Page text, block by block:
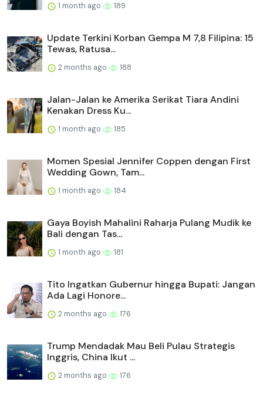
1 month ago 189
Update Terkini Korban Gempa M 7,8 Filipina: 15
Tewas, Ratusa...
2 months ago 188
Jalan-Jalan ke Amerika Serikat Tiara Andini
Kenakan Dress Ku...
1 month ago 185
Momen Spesial Jennifer Coppen dengan First
Wedding Gown, Tam...
1 month ago 184
Gaya Boyish Mahalini Raharja Pulang Mudik ke
Bali dengan Tas...
1 month ago 181
Tito Ingatkan Gubernur hingga Bupati: Jangan
Ada Lagi Honore...
2 months ago 176
Trump Mendadak Mau Beli Pulau Strategis
Inggris, China Ikut ...
2 months ago 176